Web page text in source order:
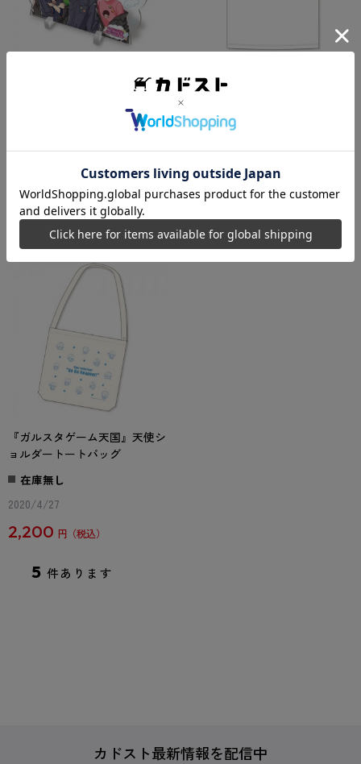
『ガルスタゲーム天国』ツナギ
2020/4/27
『ガルスタゲーム天国』天使T
在庫無し
2020/4/27
4,400
『ガルスタゲーム天国』天使シ
ョルダートートバッグ
在庫無し
2020/4/27
2,200 円
5 件あります
カドスト最新情報を配信中